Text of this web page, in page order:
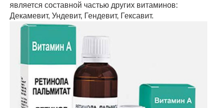
является составной частью других витаминов:
Декамевит, Ундевит, Гендевит, Гексавит.